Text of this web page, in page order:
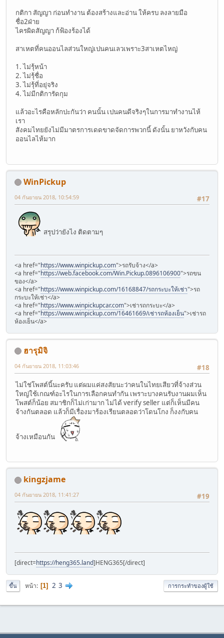
กติกา สัญญา ก่อนทำงาน ต้องสร้างและอ่าน ให้ครบ ลงลายมือ
ชื่อ2ฝ่าย
ไครผิดสัญญา ก้ฟ้องร้องได้
สาเหตที่คนออนไลส่วนใหญ่เปนคนเลวเพราะ3สาเหตไหญ่
1. ไม่รุ้หน้า
2. ไม่รุ้ชื่อ
3. ไม่รุ้ที่อยุ่จริง
4. ไม่มีกติการัดกุม
แล้วอะไรคือหลักปะกันว่า คนนั้น เปนคนดีจริงๆในการมาทำงานไห้
เรา
สังคมไทยยังไม่มีมาตรการเดดขาดจัดการพวกนี้ ดังนั้น ยาหวังกับคน
ออนไลไห้มาก
WinPickup
#17
04 กันยายน 2018, 10:54:59
สรุปว่ายังไง ติดตามๆ
<a href="https://www.winpickup.com">รถรับจ้าง</a>
<a href="https://web.facebook.com/Win.Pickup.0896106900">รถขน
ของ</a>
<a href="https://www.winpickup.com/16168847/รถกระบะให้เช่า">รถ
กระบะให้เช่า</a>
<a href="https://www.winpickupcar.com">เช่ารถกระบะ</a>
<a href="https://www.winpickup.com/16461669/เช่ารถห้องเย็น">เช่ารถ
ห้องเย็น</a>
ฮารุมิจิ
#18
04 กันยายน 2018, 11:03:46
ไม่ใช่โพสต์นี้นะครับ แต่ผมแค่สงสัยนะว่าคนในไทยเสียวที่จ้างส่วน
ใหญ่ใช้เกณฑ์อะไรในการเลือกคนทำกัน เพราะบางคนรับงานผมเห็น
โพสต์ก็น้อย สมาชิกก็ไม่เก่ามาก ไม่ได้ verify seller แต่ก็เห็นมีคน
จ้างกันตลอด แล้วก็มีเรื่องมาร้องเรียนตลอดว่าโดนโกง ก็งงกับคน
จ้างเหมือนกัน
kingzjame
#19
04 กันยายน 2018, 11:41:27
[direct=https://heng365.land]HENG365[/direct]
ขึ้น หน้า 1 2 3 การกระทำของผู้ใช้